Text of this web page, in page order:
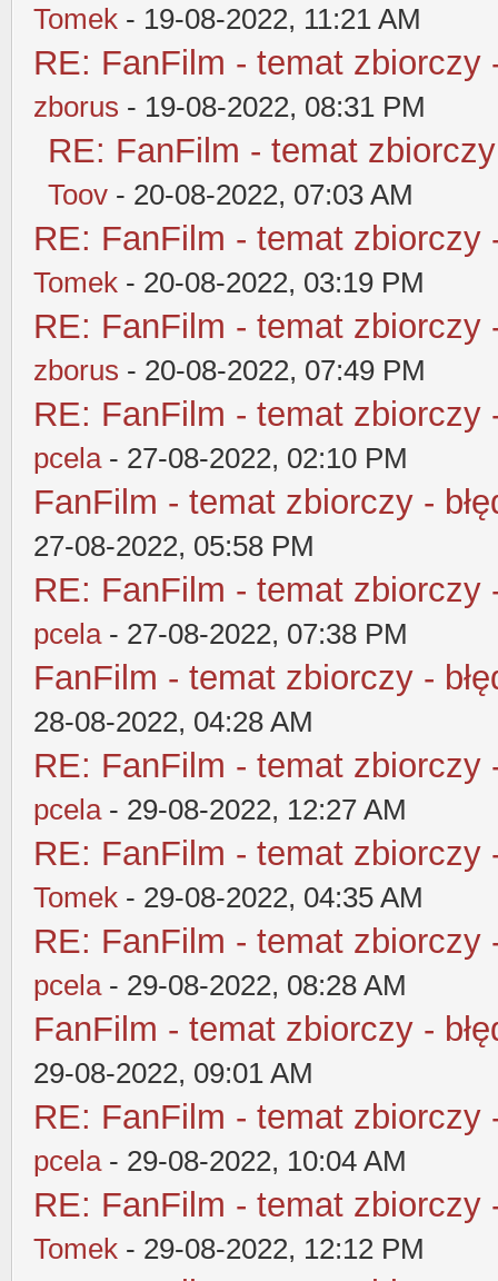
Tomek - 19-08-2022, 11:21 AM
RE: FanFilm - temat zbiorczy
zborus - 19-08-2022, 08:31 PM
RE: FanFilm - temat
Toov - 20-08-2022, 07:03 AM
RE: FanFilm - temat zbiorczy
Tomek - 20-08-2022, 03:19 PM
RE: FanFilm - temat zbiorczy
zborus - 20-08-2022, 07:49 PM
RE: FanFilm - temat zbiorczy
pcela- 27-08-2022, 02:10 PM
FanFilm - temat zbiorczy -
27-08-2022, 05:58 PM
RE: FanFilm - temat zbiorczy
pcela- 27-08-2022, 07:38 PM
FanFilm - temat zbiorczy -
28-08-2022, 04:28 AM
RE: FanFilm - temat zbiorczy
pcela- 29-08-2022, 12:27 AM
RE: FanFilm - temat zbiorczy
Tomek - 29-08-2022, 04:35 AM
RE: FanFilm - temat zbiorczy
pcela- 29-08-2022, 08:28 AM
FanFilm - temat zbiorczy -
29-08-2022, 09:01 AM
RE: FanFilm - temat zbiorczy
pcela- 29-08-2022, 10:04 AM
RE: FanFilm - temat zbiorczy
Tomek - 29-08-2022, 12:12 PM